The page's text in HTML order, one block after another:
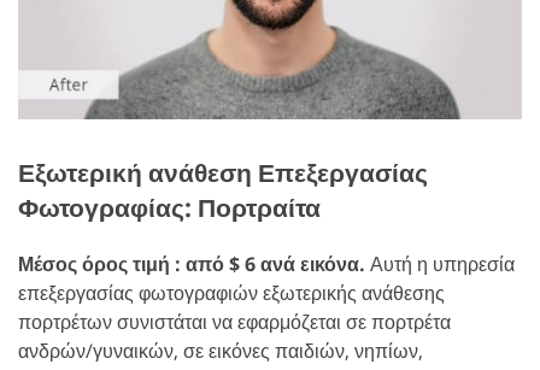
Εξωτερική ανάθεση Επεξεργασίας
Φωτογραφίας: Πορτραίτα
Μέσος όρος τιμή : από $ 6 ανά εικόνα. Αυτή η υπηρεσία
επεξεργασίας φωτογραφιών εξωτερικής ανάθεσης
πορτρέτων συνιστάται να εφαρμόζεται σε πορτρέτα
ανδρών/γυναικών, σε εικόνες παιδιών, νηπίων,